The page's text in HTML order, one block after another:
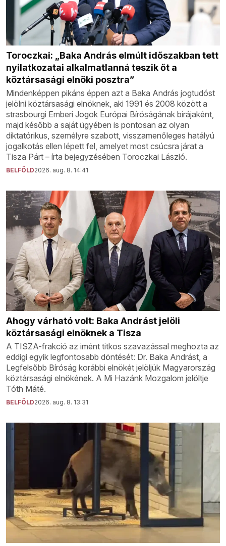
Toroczkai: „Baka András elmúlt időszakban tett
nyilatkozatai alkalmatlanná teszik őt a
köztársasági elnöki posztra”
Mindenképpen pikáns éppen azt a Baka András jogtudóst
jelölni köztársasági elnöknek, aki 1991 és 2008 között a
strasbourgi Emberi Jogok Európai Bíróságának bírájaként,
majd később a saját ügyében is pontosan az olyan
diktatórikus, személyre szabott, visszamenőleges hatályú
jogalkotás ellen lépett fel, amelyet most csúcsra járat a
Tisza Párt – írta bejegyzésében Toroczkai László.
BELFÖLD2026. aug. 8. 14:41
Ahogy várható volt: Baka Andrást jelöli
köztársasági elnöknek a Tisza
A TISZA-frakció az imént titkos szavazással meghozta az
eddigi egyik legfontosabb döntését: Dr. Baka Andrást, a
Legfelsőbb Bíróság korábbi elnökét jelöljük Magyarország
köztársasági elnökének. A Mi Hazánk Mozgalom jelöltje
Tóth Máté.
BELFÖLD2026. aug. 8. 13:31